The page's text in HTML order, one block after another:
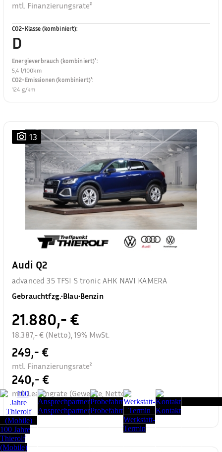
mtl. Finanzierungsrate²
CO2-Klasse (kombiniert):
D
Energieverbrauch (kombiniert)¹:
5,4 l/100km
CO2-Emissionen (kombiniert)¹:
124 g/km
13
Audi Q2
advanced 35 TFSI S tronic AHK NAVI KAMERA
Gebrauchtfzg.•Blau•Benzin
21.880,- €
18.387,- € (Netto), 19% MwSt.
249,- €
mtl. Finanzierungsrate²
240,- €
mtl. Leasingrate (Gewerbe, Netto)³
100 Jahre
Thierolf
(Mobile)
AnsprechpartnerProbefahrt
Werkstatt-
Termin
Kontakt